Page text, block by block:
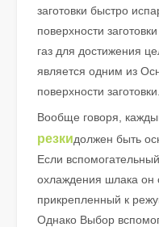
Лазерная резка труб
заготовки быстро
поверхности
газ для достижения
является одним из
поверхности заготовки.
Вообще говоря,
резкидолжен быть
Если
охлаждения шлака он
прикрепленный к
Однако Выбор